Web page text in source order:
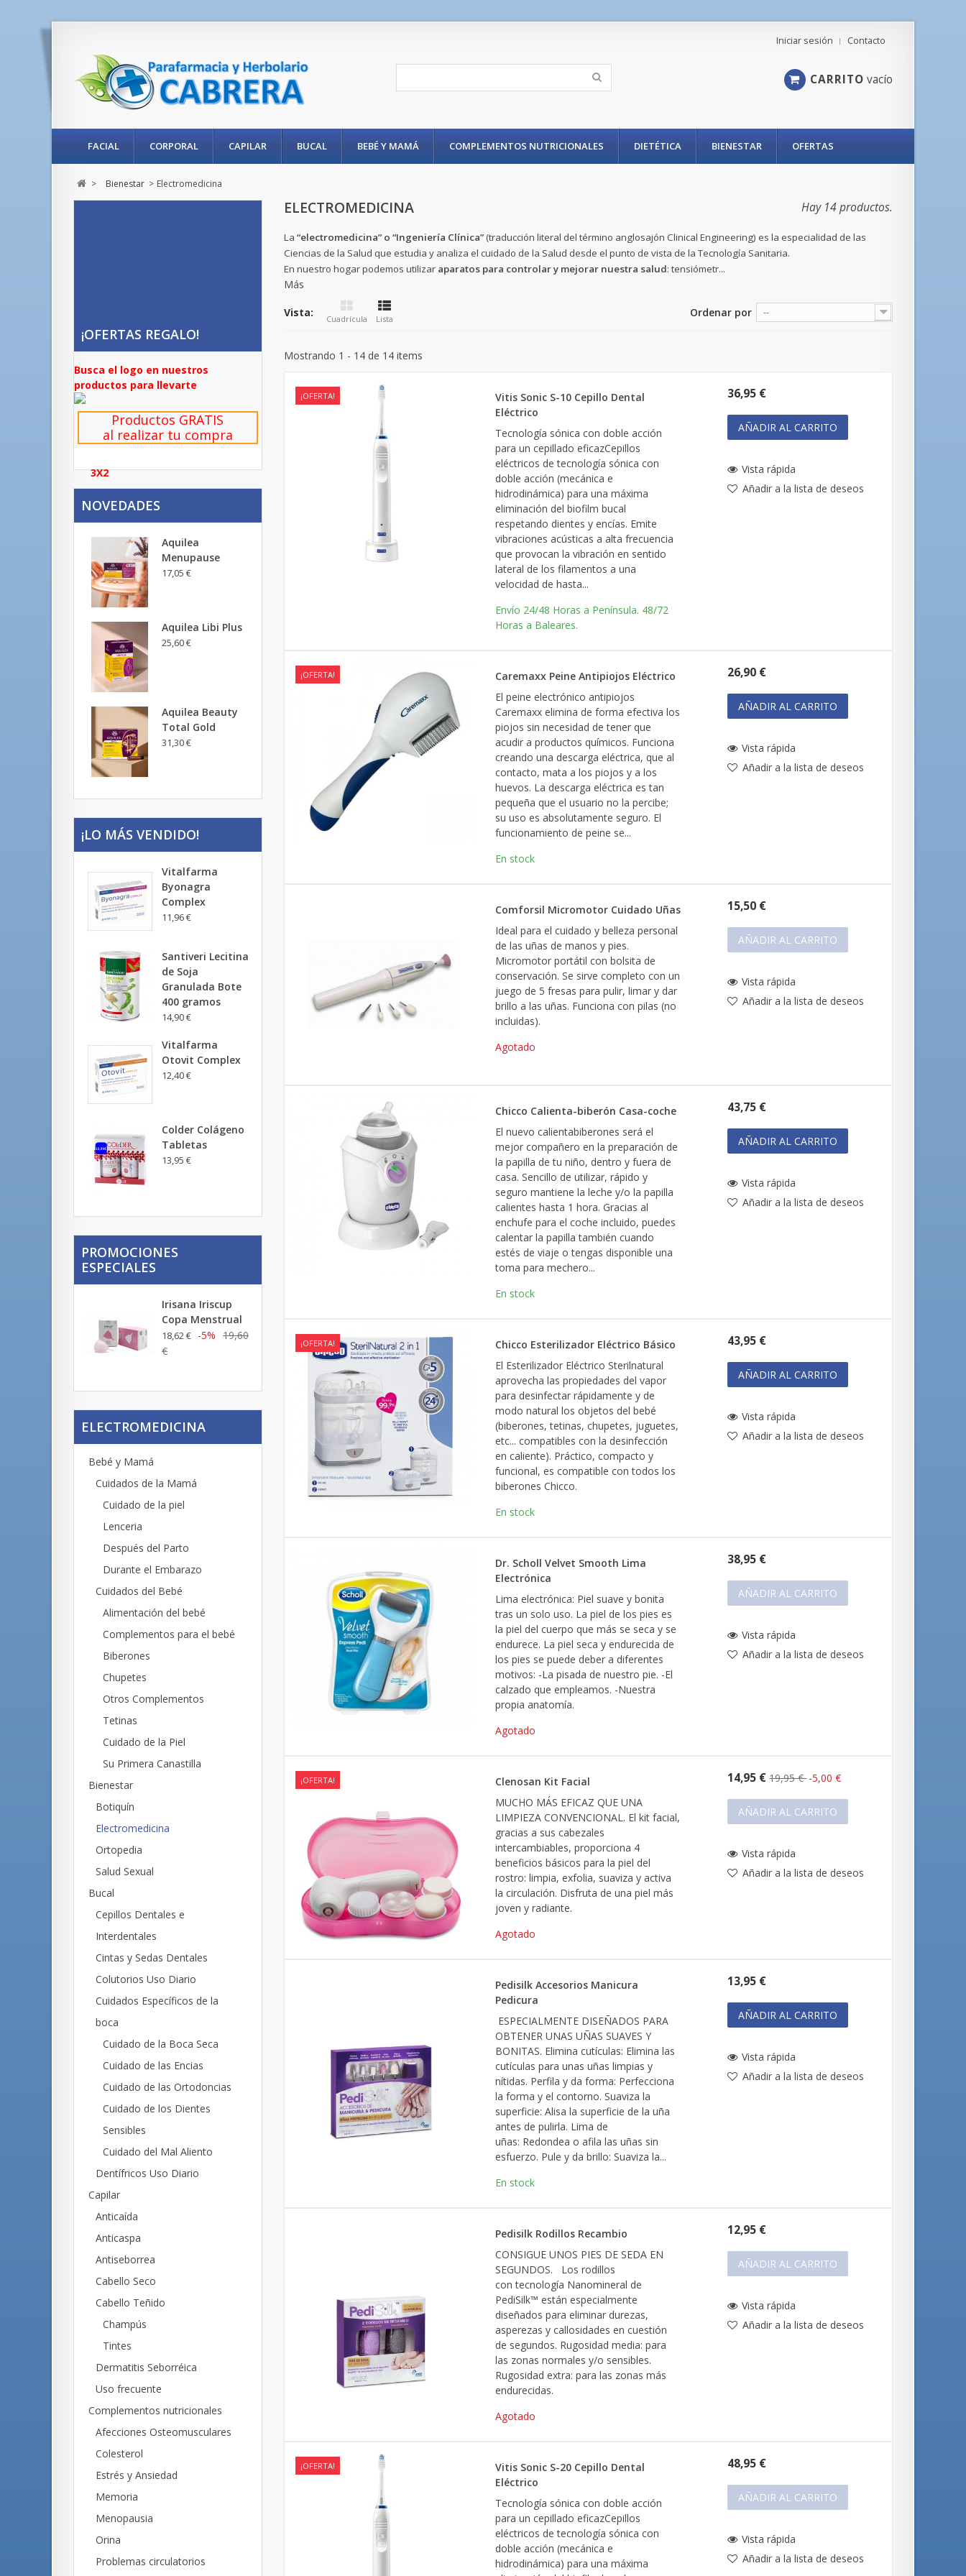
Contacto
Iniciar sesión
CARRITO vacío
FACIAL CORPORAL CAPILAR BUCAL BEBÉ Y MAMÁ COMPLEMENTOS NUTRICIONALES DIETÉTICA BIENESTAR OFERTAS
> Bienestar > Electromedicina
¡OFERTAS REGALO!
Busca el logo en nuestros
productos para llevarte
Productos GRATIS
al realizar tu compra
3X2
NOVEDADES
Aquilea
Menupause
17,05 €
Aquilea Libi Plus
25,60 €
Aquilea Beauty
Total Gold
31,30 €
¡LO MÁS VENDIDO!
Vitalfarma
Byonagra
Complex
11,96 €
Santiveri Lecitina
de Soja
Granulada Bote
400 gramos
14,90 €
Vitalfarma
Otovit Complex
12,40 €
Colder Colágeno
Tabletas
13,95 €
PROMOCIONES
ESPECIALES
Irisana Iriscup
Copa Menstrual
18,62 € -5% 19,60
€
ELECTROMEDICINA
Bebé y Mamá
Cuidados de la Mamá
Cuidado de la piel
Lenceria
Después del Parto
Durante el Embarazo
Cuidados del Bebé
Alimentación del bebé
Complementos para el bebé
Biberones
Chupetes
Otros Complementos
Tetinas
Cuidado de la Piel
Su Primera Canastilla
Bienestar
Botiquín
Electromedicina
Ortopedia
Salud Sexual
Bucal
Cepillos Dentales e
Interdentales
Cintas y Sedas Dentales
Colutorios Uso Diario
Cuidados Específicos de la
boca
Cuidado de la Boca Seca
Cuidado de las Encias
Cuidado de las Ortodoncias
Cuidado de los Dientes
Sensibles
Cuidado del Mal Aliento
Dentífricos Uso Diario
Capilar
Anticaída
Anticaspa
Antiseborrea
Cabello Seco
Cabello Teñido
Champús
Tintes
Dermatitis Seborréica
Uso frecuente
Complementos nutricionales
Afecciones Osteomusculares
Colesterol
Estrés y Ansiedad
Memoria
Menopausia
Orina
Problemas circulatorios
ELECTROMEDICINA Hay 14 productos.
La “electromedicina” o “Ingeniería Clínica”(traducción literal del término anglosajón Clinical Engineering) es la especialidad de las
Ciencias de la Salud que estudia y analiza el cuidado de la Salud desde el punto de vista de la Tecnología Sanitaria.
En nuestro hogar podemos utilizaraparatos para controlar y mejorar nuestra salud: tensiómetr...
Más
Vista: Cuadrícula Lista Ordenar por --
Mostrando 1 - 14 de 14 items
¡OFERTA!
Vitis Sonic S-10 Cepillo Dental
Eléctrico
Tecnología sónica con doble acción
para un cepillado eficazCepillos
eléctricos de tecnología sónica con
doble acción (mecánica e
hidrodinámica) para una máxima
eliminación del biofilm bucal
respetando dientes y encías. Emite
vibraciones acústicas a alta frecuencia
que provocan la vibración en sentido
lateral de los filamentos a una
velocidad de hasta...
Envío 24/48 Horas a Península. 48/72
Horas a Baleares.
36,95 €
AÑADIR AL CARRITO
Vista rápida
Añadir a la lista de deseos
¡OFERTA!
Caremaxx Peine Antipiojos Eléctrico
El peine electrónico antipiojos
Caremaxx elimina de forma efectiva los
piojos sin necesidad de tener que
acudir a productos químicos. Funciona
creando una descarga eléctrica, que al
contacto, mata a los piojos y a los
huevos. La descarga eléctrica es tan
pequeña que el usuario no la percibe;
su uso es absolutamente seguro. El
funcionamiento de peine se...
En stock
26,90 €
AÑADIR AL CARRITO
Vista rápida
Añadir a la lista de deseos
Comforsil Micromotor Cuidado Uñas
Ideal para el cuidado y belleza personal
de las uñas de manos y pies.
Micromotor portátil con bolsita de
conservación. Se sirve completo con un
juego de 5 fresas para pulir, limar y dar
brillo a las uñas. Funciona con pilas (no
incluidas).
Agotado
15,50 €
AÑADIR AL CARRITO
Vista rápida
Añadir a la lista de deseos
Chicco Calienta-biberón Casa-coche
El nuevo calientabiberones será el
mejor compañero en la preparación de
la papilla de tu niño, dentro y fuera de
casa. Sencillo de utilizar, rápido y
seguro mantiene la leche y/o la papilla
calientes hasta 1 hora. Gracias al
enchufe para el coche incluido, puedes
calentar la papilla también cuando
estés de viaje o tengas disponible una
toma para mechero...
En stock
43,75 €
AÑADIR AL CARRITO
Vista rápida
Añadir a la lista de deseos
¡OFERTA!
Chicco Esterilizador Eléctrico Básico
El Esterilizador Eléctrico Sterilnatural
aprovecha las propiedades del vapor
para desinfectar rápidamente y de
modo natural los objetos del bebé
(biberones, tetinas, chupetes, juguetes,
etc... compatibles con la desinfección
en caliente). Práctico, compacto y
funcional, es compatible con todos los
biberones Chicco.
En stock
43,95 €
AÑADIR AL CARRITO
Vista rápida
Añadir a la lista de deseos
Dr. Scholl Velvet Smooth Lima
Electrónica
Lima electrónica: Piel suave y bonita
tras un solo uso. La piel de los pies es
la piel del cuerpo que más se seca y se
endurece. La piel seca y endurecida de
los pies se puede deber a diferentes
motivos: -La pisada de nuestro pie. -El
calzado que empleamos. -Nuestra
propia anatomía.
Agotado
38,95 €
AÑADIR AL CARRITO
Vista rápida
Añadir a la lista de deseos
¡OFERTA!
Clenosan Kit Facial
MUCHO MÁS EFICAZ QUE UNA
LIMPIEZA CONVENCIONAL. El kit facial,
gracias a sus cabezales
intercambiables, proporciona 4
beneficios básicos para la piel del
rostro: limpia, exfolia, suaviza y activa
la circulación. Disfruta de una piel más
joven y radiante.
Agotado
14,95 € 19,95 €-5,00 €
AÑADIR AL CARRITO
Vista rápida
Añadir a la lista de deseos
Pedisilk Accesorios Manicura
Pedicura
ESPECIALMENTE DISEÑADOS PARA
OBTENER UNAS UÑAS SUAVES Y
BONITAS. Elimina cutículas: Elimina las
cutículas para unas uñas limpias y
nítidas. Perfila y da forma: Perfecciona
la forma y el contorno. Suaviza la
superficie: Alisa la superficie de la uña
antes de pulirla. Lima de
uñas: Redondea o afila las uñas sin
esfuerzo. Pule y da brillo: Suaviza la...
En stock
13,95 €
AÑADIR AL CARRITO
Vista rápida
Añadir a la lista de deseos
Pedisilk Rodillos Recambio
CONSIGUE UNOS PIES DE SEDA EN
SEGUNDOS. Los rodillos
con tecnología Nanomineral de
PediSilk™ están especialmente
diseñados para eliminar durezas,
asperezas y callosidades en cuestión
de segundos. Rugosidad media: para
las zonas normales y/o sensibles.
Rugosidad extra: para las zonas más
endurecidas.
Agotado
12,95 €
AÑADIR AL CARRITO
Vista rápida
Añadir a la lista de deseos
¡OFERTA!
Vitis Sonic S-20 Cepillo Dental
Eléctrico
Tecnología sónica con doble acción
para un cepillado eficazCepillos
eléctricos de tecnología sónica con
doble acción (mecánica e
hidrodinámica) para una máxima
48,95 €
AÑADIR AL CARRITO
Vista rápida
Añadir a la lista de deseos